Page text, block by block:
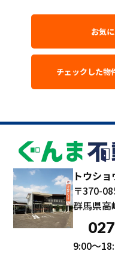
お気
トウシ
〒370-
群馬県高
9:00～